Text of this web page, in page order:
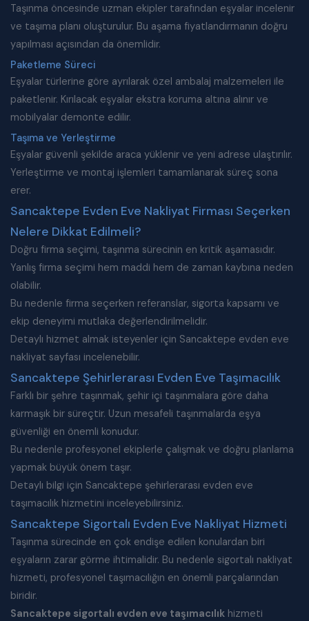
Taşınma öncesinde uzman ekipler tarafından eşyalar incelenir
ve taşıma planı oluşturulur. Bu aşama fiyatlandırmanın doğru
yapılması açısından da önemlidir.
Paketleme Süreci
Eşyalar türlerine göre ayrılarak özel ambalaj malzemeleri ile
paketlenir. Kırılacak eşyalar ekstra koruma altına alınır ve
mobilyalar demonte edilir.
Taşıma ve Yerleştirme
Eşyalar güvenli şekilde araca yüklenir ve yeni adrese ulaştırılır.
Yerleştirme ve montaj işlemleri tamamlanarak süreç sona
erer.
Sancaktepe Evden Eve Nakliyat Firması Seçerken
Nelere Dikkat Edilmeli?
Doğru firma seçimi, taşınma sürecinin en kritik aşamasıdır.
Yanlış firma seçimi hem maddi hem de zaman kaybına neden
olabilir.
Bu nedenle firma seçerken referanslar, sigorta kapsamı ve
ekip deneyimi mutlaka değerlendirilmelidir.
Detaylı hizmet almak isteyenler için Sancaktepe evden eve
nakliyat sayfası incelenebilir.
Sancaktepe Şehirlerarası Evden Eve Taşımacılık
Farklı bir şehre taşınmak, şehir içi taşınmalara göre daha
karmaşık bir süreçtir. Uzun mesafeli taşınmalarda eşya
güvenliği en önemli konudur.
Bu nedenle profesyonel ekiplerle çalışmak ve doğru planlama
yapmak büyük önem taşır.
Detaylı bilgi için Sancaktepe şehirlerarası evden eve
taşımacılık hizmetini inceleyebilirsiniz.
Sancaktepe Sigortalı Evden Eve Nakliyat Hizmeti
Taşınma sürecinde en çok endişe edilen konulardan biri
eşyaların zarar görme ihtimalidir. Bu nedenle sigortalı nakliyat
hizmeti, profesyonel taşımacılığın en önemli parçalarından
biridir.
Sancaktepe sigortalı evden eve taşımacılık hizmeti